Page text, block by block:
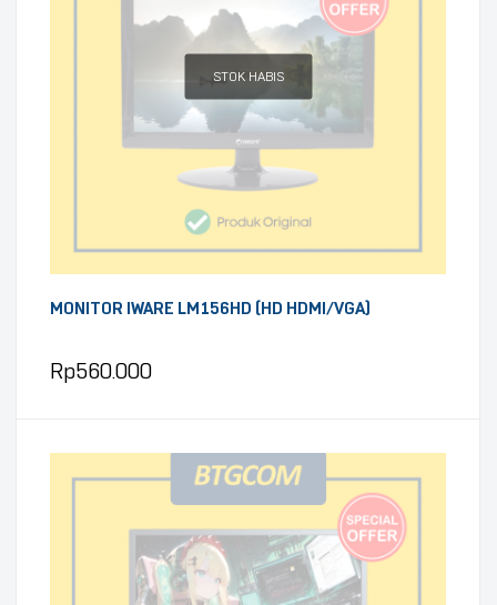
STOK HABIS
MONITOR IWARE LM156HD (HD HDMI/VGA)
Rp560.000